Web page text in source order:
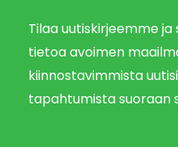
Tilaa uutiskirjeemme
tietoa avoimen
kiinnostavimmista
tapahtumista suoraan